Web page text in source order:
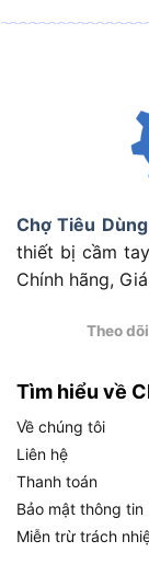
Bảng trên
sản xuất,
trước khi
thông số
các phần
Dung Tích
Dung tích
khoảng 32
trong nhiều
không cần
Chợ Tiêu Dùng
thiết bị cầm
Chính hãng,
Theo
Tìm hiểu về
Về chúng tôi
Liên hệ
Thanh toán
Bảo mật thông tin
Miễn trừ trách